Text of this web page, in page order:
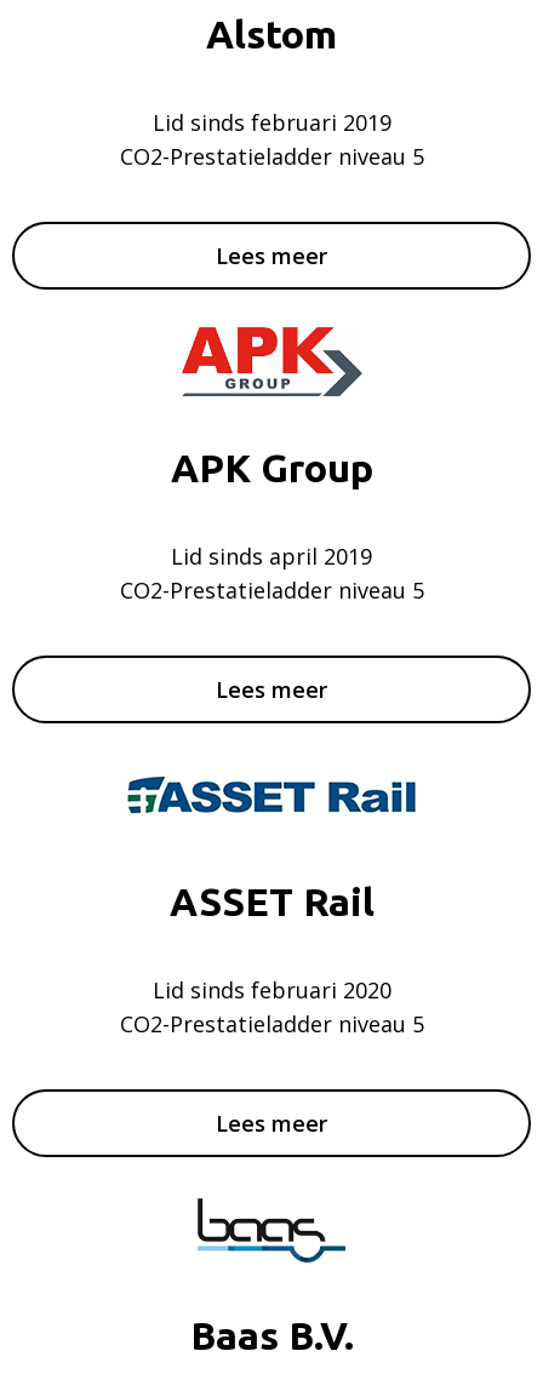
Alstom
Lid sinds februari 2019
CO2-Prestatieladder niveau 5
Lees meer
APK Group
Lid sinds april 2019
CO2-Prestatieladder niveau 5
Lees meer
ASSET Rail
Lid sinds februari 2020
CO2-Prestatieladder niveau 5
Lees meer
Baas B.V.